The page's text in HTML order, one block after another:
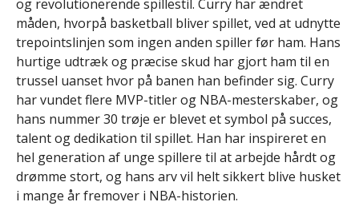
og revolutionerende spillestil. Curry har ændret
måden, hvorpå basketball bliver spillet, ved at udnytte
trepointslinjen som ingen anden spiller før ham. Hans
hurtige udtræk og præcise skud har gjort ham til en
trussel uanset hvor på banen han befinder sig. Curry
har vundet flere MVP-titler og NBA-mesterskaber, og
hans nummer 30 trøje er blevet et symbol på succes,
talent og dedikation til spillet. Han har inspireret en
hel generation af unge spillere til at arbejde hårdt og
drømme stort, og hans arv vil helt sikkert blive husket
i mange år fremover i NBA-historien.